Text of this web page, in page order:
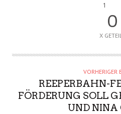
1
0
X
VORHERIGER
REEPERBAHN-
FÖRDERUNG SOLL
UND NINA